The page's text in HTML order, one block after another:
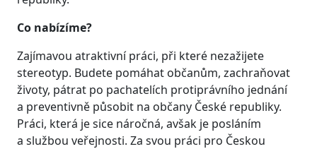
Co nabízíme?
Zajímavou atraktivní práci, při které nezažijete
stereotyp. Budete pomáhat občanům, zachraňovat
životy, pátrat po pachatelích protiprávního jednání
a preventivně působit na občany České republiky.
Práci, která je sice náročná, avšak je posláním
a službou veřejnosti. Za svou práci pro Českou